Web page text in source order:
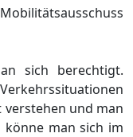
sich berechtigt.
und man
könne man sich im